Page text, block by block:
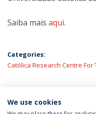
Saiba mais aqui.
Categories:
Católica Research Centre For
We use cookies